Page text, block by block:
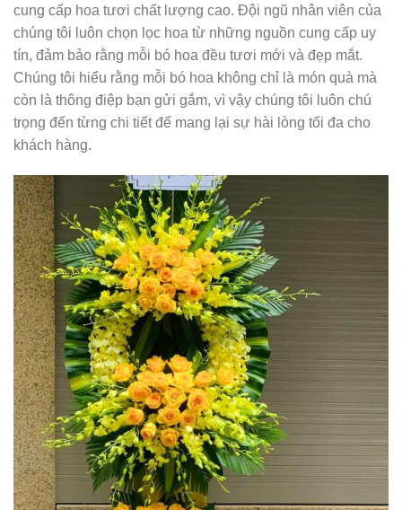
cung cấp hoa tươi chất lượng cao. Đội ngũ nhân viên của
chúng tôi luôn chọn lọc hoa từ những nguồn cung cấp uy
tín, đảm bảo rằng mỗi bó hoa đều tươi mới và đẹp mắt.
Chúng tôi hiểu rằng mỗi bó hoa không chỉ là món quà mà
còn là thông điệp bạn gửi gắm, vì vậy chúng tôi luôn chú
trọng đến từng chi tiết để mang lại sự hài lòng tối đa cho
khách hàng.